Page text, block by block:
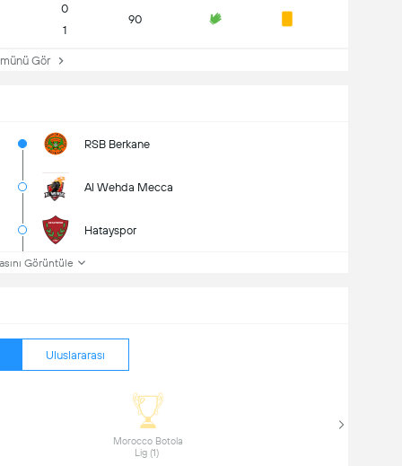
0
1
90
Gör
RSB Berkane
Al Wehda Mecca
Hatayspor
Görüntüle
Uluslararası
Morocco Botola
Lig (1)